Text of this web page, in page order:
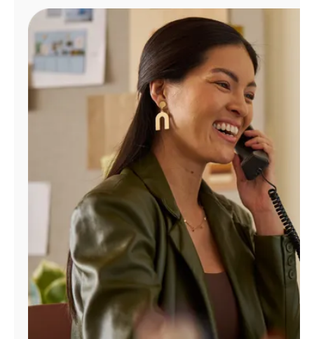
Administrar
cuenta
Encuentra
tienda